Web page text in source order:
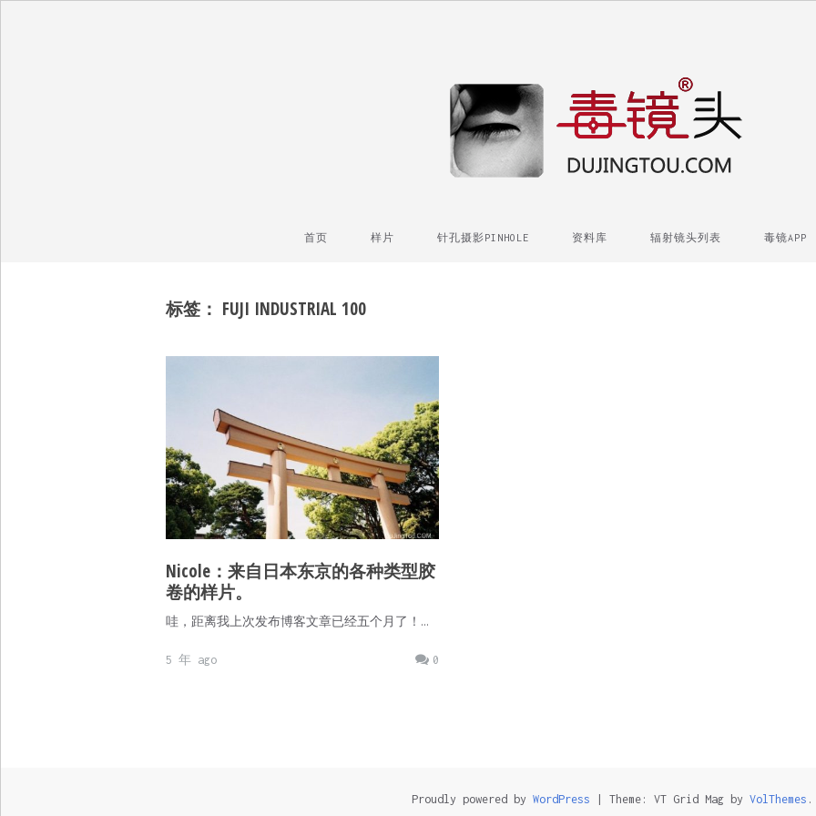
首页 样片 针孔摄影PINHOLE 资料库 辐射镜头列表 毒镜APP
标签： FUJI INDUSTRIAL 100
Nicole：来自日本东京的各种类型胶
卷的样片。
哇，距离我上次发布博客文章已经五个月了！…
0
5 年 ago
Proudly powered by WordPress Theme: VT Grid Mag by VolThemes .